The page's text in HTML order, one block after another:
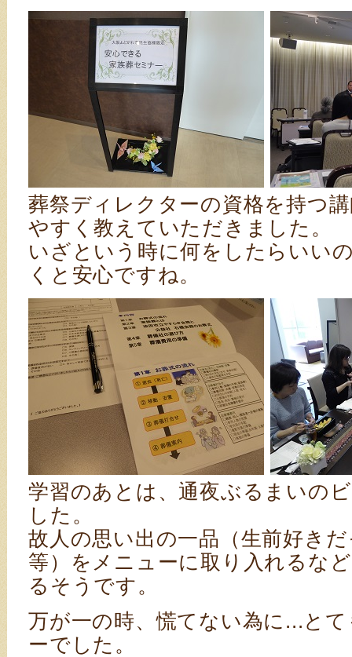
葬祭ディレクターの資格を持つ
やすく教えていただきました。
いざという時に何をしたらいい
くと安心ですね。
学習のあとは、通夜ぶるまいの
した。
故人の思い出の一品（生前好き
等）をメニューに取り入れるな
るそうです。
万が一の時、慌てない為に...と
ーでした。